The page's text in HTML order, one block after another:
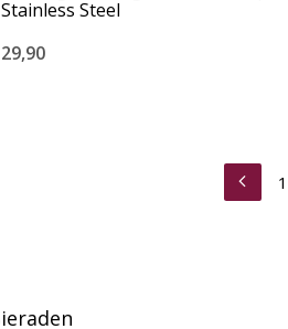
Stainless Steel
29,90
1